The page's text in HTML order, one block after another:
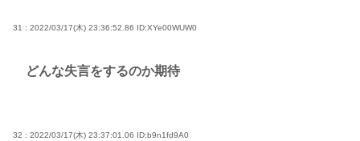
31 : 2022/03/17(木) 23:36:52.86 ID:XYe00WUW0
どんな失言をするのか期待
32 : 2022/03/17(木) 23:37:01.06 ID:b9n1fd9A0